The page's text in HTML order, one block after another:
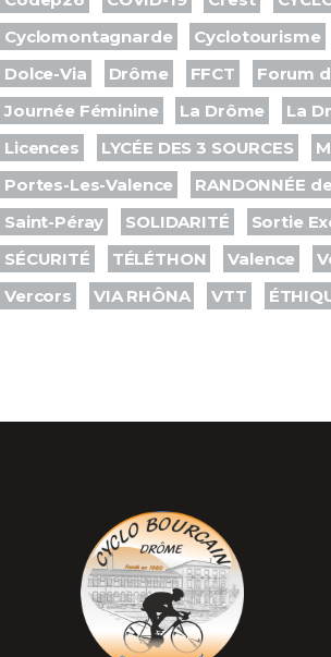
Cyclomontagnarde
Cyclotourisme
Dolce-Via
Drôme FFCT
Forum
Journée Féminine
La Drôme
La
Licences
LYCÉE DES 3 SOURCES
Portes-Les-Valence
RANDONNÉE
Saint-Péray
SOLIDARITÉ
Sortie
SÉCURITÉ
TÉLÉTHON Valence
Vercors
VIA RHÔNA VTT